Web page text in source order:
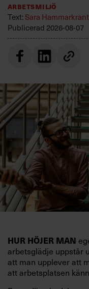
Arbetsmiljö
Text: Sara
Publicerad 2026-08-07
HUR HÖJER MAN
arbetsglädje uppstår
att man upplever att
att arbetsplatsen